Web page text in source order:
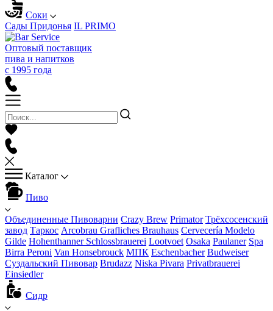
Соки
Сады Придонья IL PRIMO
Оптовый поставщик
пива и напитков
с 1995 года
Каталог
Пиво
Объединенные Пивоварни Crazy Brew Primator Трёхсосенский
завод Таркос Arcobrau Grafliches Brauhaus Cervecería Modelo
Gilde Hohenthanner Schlossbrauerei Lootvoet Osaka Paulaner Spa
Birra Peroni Van Honsebrouck МПК Eschenbacher Budweiser
Суздальский Пивовар Brudazz Niska Pivara Privatbrauerei
Einsiedler
Сидр